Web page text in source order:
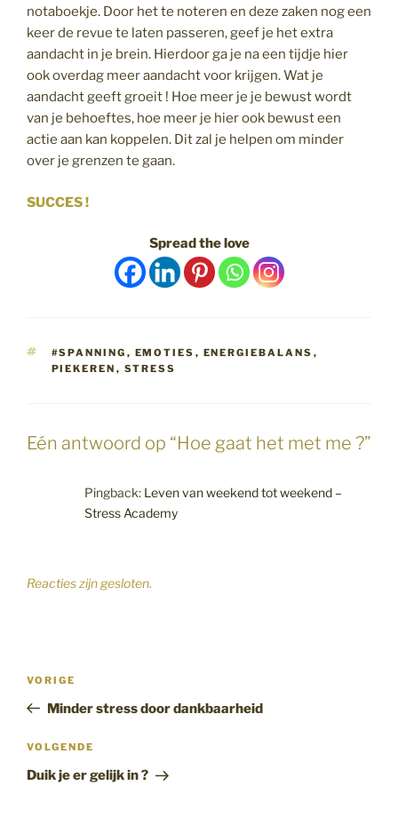
notaboekje. Door het te noteren en deze zaken nog een
keer de revue te laten passeren, geef je het extra
aandacht in je brein. Hierdoor ga je na een tijdje hier
ook overdag meer aandacht voor krijgen. Wat je
aandacht geeft groeit ! Hoe meer je je bewust wordt
van je behoeftes, hoe meer je hier ook bewust een
actie aan kan koppelen. Dit zal je helpen om minder
over je grenzen te gaan.
SUCCES !
Spread the love
TAGS
#SPANNING , EMOTIES , ENERGIEBALANS ,
PIEKEREN , STRESS
Eén antwoord op “Hoe gaat het met me ?”
Pingback: Leven van weekend tot weekend –
Stress Academy
Reacties zijn gesloten.
Vorig
bericht
VORIGE
Minder stress door dankbaarheid
Volgend
bericht
VOLGENDE
Duik je er gelijk in ?